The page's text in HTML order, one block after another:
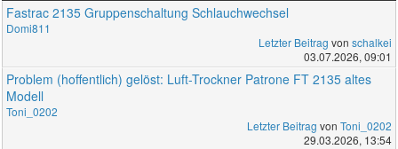
Fastrac 2135 Gruppenschaltung Schlauchwechsel
Domi811
Letzter Beitrag von schalkei
03.07.2026, 09:01
Problem (hoffentlich) gelöst: Luft-Trockner Patrone FT 2135 altes
Modell
Toni_0202
Letzter Beitrag von Toni_0202
29.03.2026, 13:54